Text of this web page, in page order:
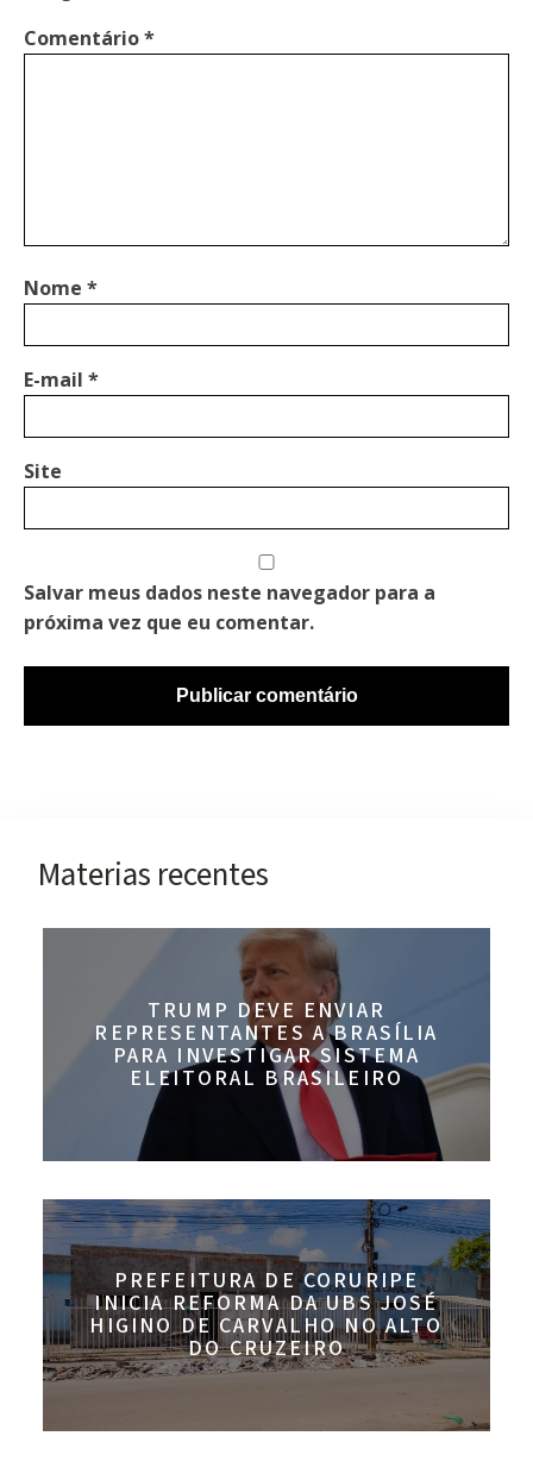
Comentário*
Nome *
E-mail *
Site
Salvar meus dados neste navegador para a
próxima vez que eu comentar.
Materias recentes
TRUMP DEVE ENVIAR
REPRESENTANTES A BRASÍLIA
PARA INVESTIGAR SISTEMA
ELEITORAL BRASILEIRO
PREFEITURA DE CORURIPE
INICIA REFORMA DA UBS JOSÉ
HIGINO DE CARVALHO NO ALTO
DO CRUZEIRO